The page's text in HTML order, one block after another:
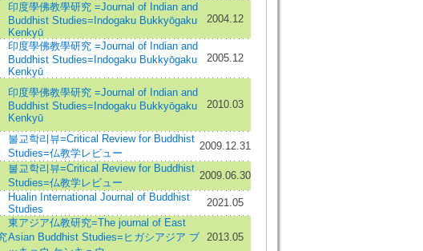
印度學佛教學研究 =Journal of Indian and
Buddhist Studies=Indogaku Bukkyōgaku
Kenkyū
2004.12
印度學佛教學研究 =Journal of Indian and
Buddhist Studies=Indogaku Bukkyōgaku
Kenkyū
2005.12
印度學佛教學研究 =Journal of Indian and
Buddhist Studies=Indogaku Bukkyōgaku
Kenkyū
2010.03
불교학리뷰=Critical Review for Buddhist
Studies=仏教学レビュー
2009.12.31
불교학리뷰=Critical Review for Buddhist
Studies=仏教学レビュー
2009.06.30
Hualin International Journal of Buddhist
Studies
2021.05
東アジア仏教研究=The journal of East
Asian Buddhist Studies=ヒガシアジア ブ
2013.05